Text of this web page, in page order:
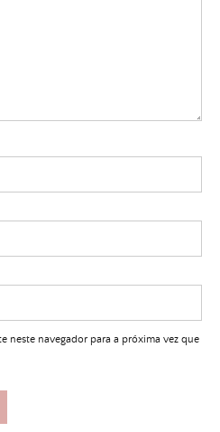
neste navegador para a próxima vez que